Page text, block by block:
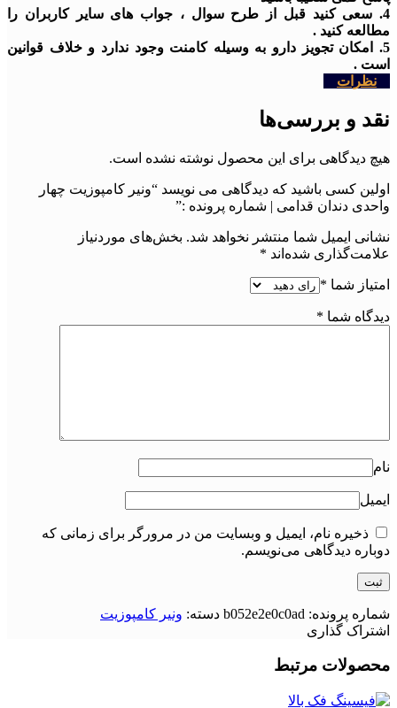
4. سعی کنید قبل از طرح سوال ، جواب های سایر کاربران را
مطالعه کنید .
5. امکان تجویز دارو به وسیله کامنت وجود ندارد و خلاف قوانین
است .
نظرات
نقد و بررسی‌ها
هیچ دیدگاهی برای این محصول نوشته نشده است.
اولین کسی باشید که دیدگاهی می نویسد “ونیر کامپوزیت چهار
واحدی دندان قدامی | شماره پرونده :”
نشانی ایمیل شما منتشر نخواهد شد. بخش‌های موردنیاز
علامت‌گذاری شده‌اند *
امتیاز شما *
دیدگاه شما *
نام
ایمیل
ذخیره نام، ایمیل و وبسایت من در مرورگر برای زمانی که
دوباره دیدگاهی می‌نویسم.
شماره پرونده: b052e2e0c0ad دسته: ونیر کامپوزیت
اشتراک گذاری
محصولات مرتبط